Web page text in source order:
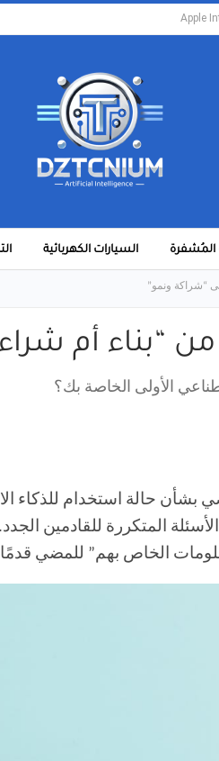
Apple
المُشفرة السيارات الكهربائية
“شراكة ونمو”
“بناء أم
الأولى الخاصة بك؟
حالة استخدام للذكاء
المتكررة للقادمين
الخاص بهم” للمضي